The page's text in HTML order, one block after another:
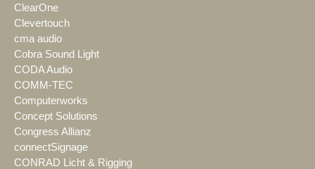
ClearOne
Clevertouch
cma audio
Cobra Sound Light
CODA Audio
COMM-TEC
Computerworks
Concept Solutions
Congress Allianz
connectSignage
CONRAD Licht & Rigging